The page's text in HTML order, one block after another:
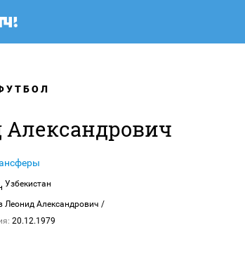
Узбекистан
Леонид Александрович /
20.12.1979